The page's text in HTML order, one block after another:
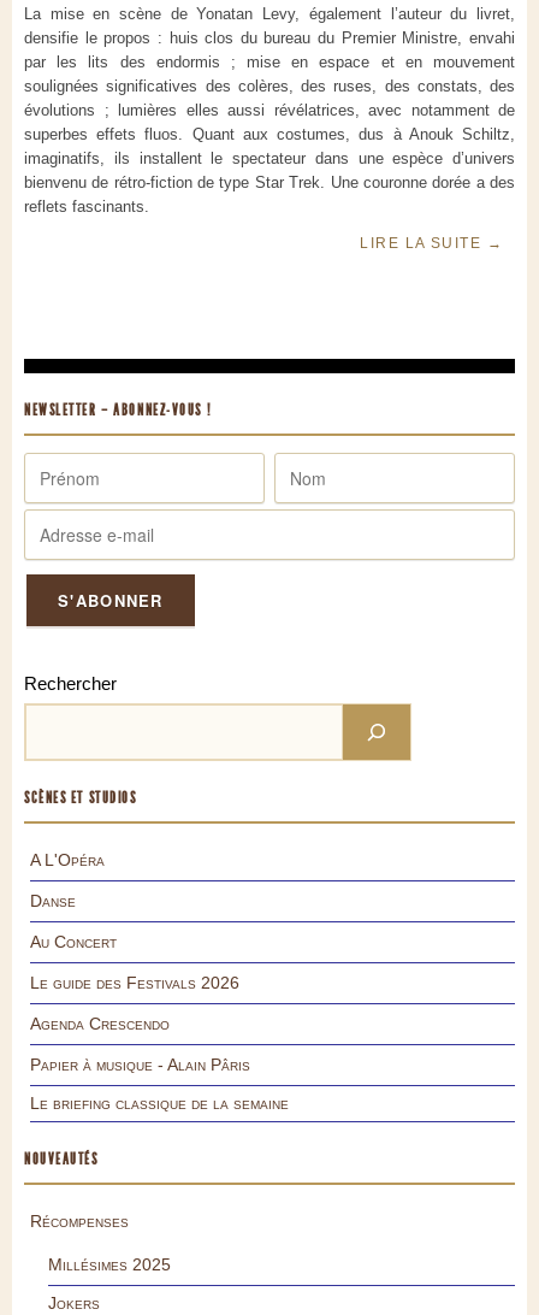
La mise en scène de Yonatan Levy, également l’auteur du livret,
densifie le propos : huis clos du bureau du Premier Ministre, envahi
par les lits des endormis ; mise en espace et en mouvement
soulignées significatives des colères, des ruses, des constats, des
évolutions ; lumières elles aussi révélatrices, avec notamment de
superbes effets fluos. Quant aux costumes, dus à Anouk Schiltz,
imaginatifs, ils installent le spectateur dans une espèce d’univers
bienvenu de rétro-fiction de type Star Trek. Une couronne dorée a des
reflets fascinants.
LIRE LA SUITE →
NEWSLETTER – ABONNEZ-VOUS !
Rechercher
SCÈNES ET STUDIOS
A L'Opéra
Danse
Au Concert
Le guide des Festivals 2026
Agenda Crescendo
Papier à musique - Alain Pâris
Le briefing classique de la semaine
NOUVEAUTÉS
Récompenses
Millésimes 2025
Jokers